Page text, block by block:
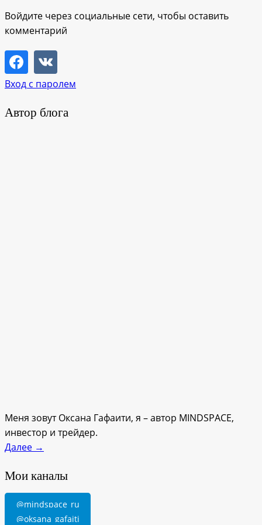
Войдите через социальные сети, чтобы оставить
комментарий
Вход с паролем
Автор блога
Меня зовут Оксана Гафаити, я – автор MINDSPACE,
инвестор и трейдер.
Далее →
Мои каналы
@mindspace_ru
@oksana_gafaiti